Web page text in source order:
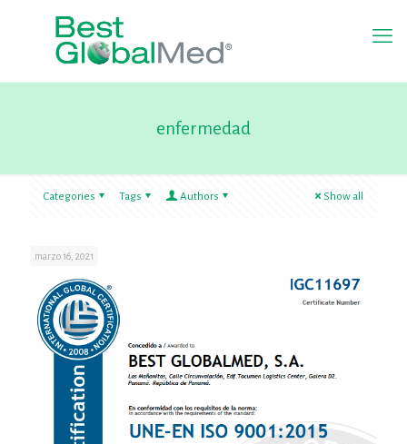
enfermedad
Categories Tags Authors Show all
marzo 16, 2021